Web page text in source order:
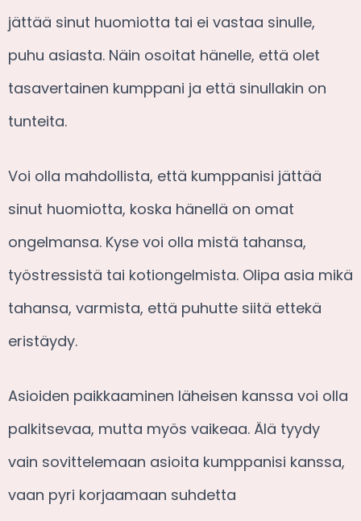
jättää sinut huomiotta tai ei vastaa sinulle,
puhu asiasta. Näin osoitat hänelle, että olet
tasavertainen kumppani ja että sinullakin on
tunteita.
Voi olla mahdollista, että kumppanisi jättää
sinut huomiotta, koska hänellä on omat
ongelmansa. Kyse voi olla mistä tahansa,
työstressistä tai kotiongelmista. Olipa asia mikä
tahansa, varmista, että puhutte siitä ettekä
eristäydy.
Asioiden paikkaaminen läheisen kanssa voi olla
palkitsevaa, mutta myös vaikeaa. Älä tyydy
vain sovittelemaan asioita kumppanisi kanssa,
vaan pyri korjaamaan suhdetta